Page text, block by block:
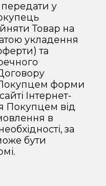
передати у
Товар на
укладення
та
Покупцем форми
Інтернет-
Покупцем від
в
за
бути